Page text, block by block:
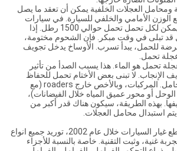
ومحامل العجلات الخلفية يمكن أن تعقد ما يصل
الوزن الأمامي والخلفي للسيارة. في سيارات
الدفع الرباعي 6 طن، ويمكن لكل تحمل تحمل حوالي 1500 رطل. إذا
تبلى في وقت مبكر. فإن الشحوم مختومة،
عرضة للحمل، يبدأ تسرب. الأوساخ يدخل تجويف
تحمل.
تحمل هو الماء. هذا يسبب الصدأ من تأثير
الإنجاب. لا تبنى بعض الأختام تحمل للحفاظ
على المياه من هذه المحامل. المركبات، وبالأخص خارج roaders (مع
أو محور عميق المياه خلال الفيضانات)،
بهذه الطريقة، سيكون هناك قدر أكبر من
استبدال محامل العجلات.
شركتنا متخصصة في قطع غيار السيارات خلال عام 2002، توريد جميع انواع
غنية، وثبت التقنية. خاصة بالنسبة للأجزاء